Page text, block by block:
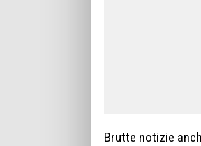
Brutte notizie